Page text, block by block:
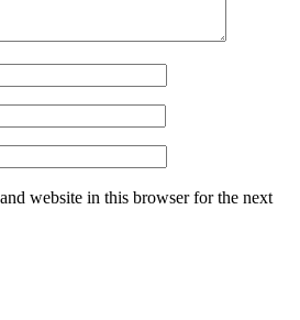
website in this browser for the next